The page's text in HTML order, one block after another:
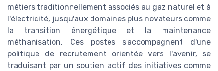
métiers traditionnellement associés au gaz naturel et à
l'électricité, jusqu'aux domaines plus novateurs comme
la transition énergétique et la maintenance
méthanisation. Ces postes s'accompagnent d'une
politique de recrutement orientée vers l'avenir, se
traduisant par un soutien actif des initiatives comme